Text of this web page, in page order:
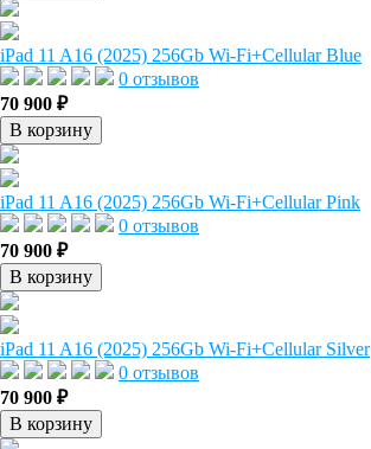
iPad 11 A16 (2025) 256Gb Wi-Fi+Cellular Blue
0 отзывов
70 900 ₽
В корзину
iPad 11 A16 (2025) 256Gb Wi-Fi+Cellular Pink
0 отзывов
70 900 ₽
В корзину
iPad 11 A16 (2025) 256Gb Wi-Fi+Cellular Silver
0 отзывов
70 900 ₽
В корзину